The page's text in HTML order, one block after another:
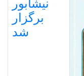
نیشابور
برگزار
شد